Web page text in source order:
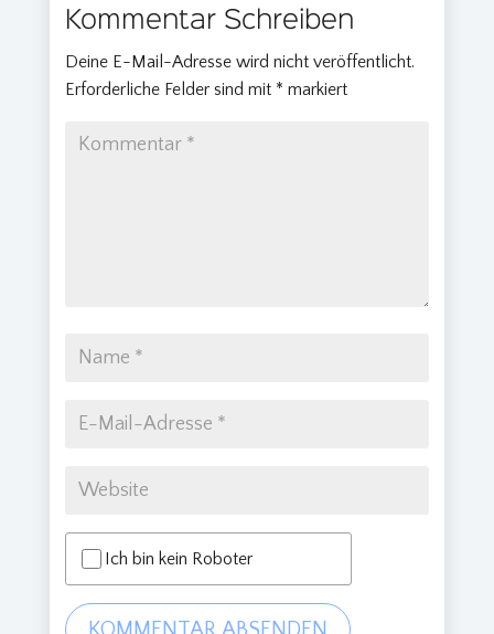
Kommentar Schreiben
Deine E-Mail-Adresse wird nicht veröffentlicht.
Erforderliche Felder sind mit * markiert
Ich bin kein Roboter